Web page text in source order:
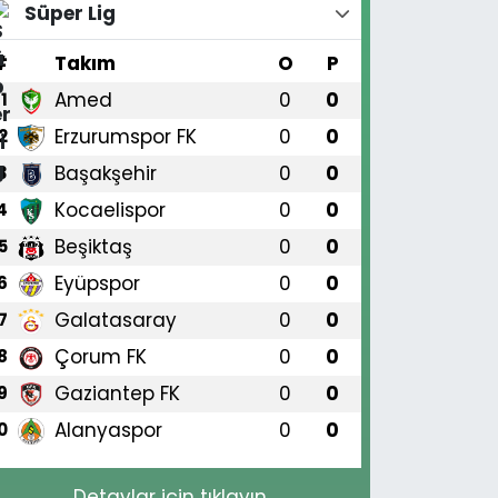
Süper Lig
Takım O P
1 Amed 0 0
Erzurumspor FK 0 0
Başakşehir 0 0
Kocaelispor 0 0
Beşiktaş 0 0
Eyüpspor 0 0
Galatasaray 0 0
Çorum FK 0 0
Gaziantep FK 0 0
Alanyaspor 0 0